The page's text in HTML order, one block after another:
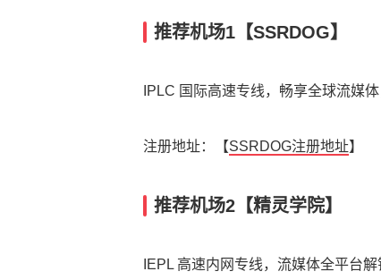
推荐机场1【SSRDOG】
IPLC 国际高速专线，畅享全球流媒
注册地址：【SSRDOG注册地址】
推荐机场2【精灵学院】
IEPL 高速内网专线，流媒体全平台